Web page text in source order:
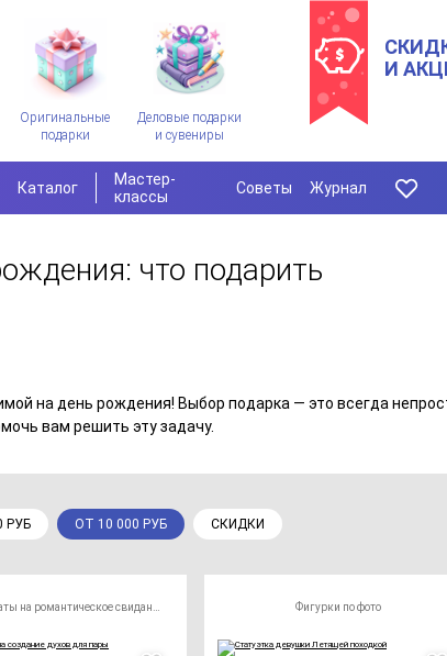
Оригинальные
подарки
Деловые подарки
и сувениры
И
Каталог
Мастер-
классы
Советы Журнал
что подарить
на день рождения! Выбор подарка — это всегда
вам решить эту задачу.
РУБ ОТ 10 000 РУБ СКИДКИ
Сертификаты на романтическое свидание Фигурки по фото